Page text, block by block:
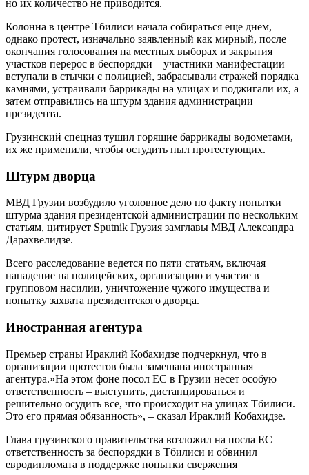
но их количество не приводится.
Колонна в центре Тбилиси начала собираться еще днем,
однако протест, изначально заявленный как мирный, после
окончания голосования на местных выборах и закрытия
участков перерос в беспорядки – участники манифестации
вступали в стычки с полицией, забрасывали стражей порядка
камнями, устраивали баррикады на улицах и поджигали их, а
затем отправились на штурм здания администрации
президента.
Грузинский спецназ тушил горящие баррикады водометами,
их же применили, чтобы остудить пыл протестующих.
Штурм дворца
МВД Грузии возбудило уголовное дело по факту попытки
штурма здания президентской администрации по нескольким
статьям, цитирует Sputnik Грузия замглавы МВД Александра
Дарахвелидзе.
Всего расследование ведется по пяти статьям, включая
нападение на полицейских, организацию и участие в
групповом насилии, уничтожение чужого имущества и
попытку захвата президентского дворца.
Иностранная агентура
Премьер страны Ираклий Кобахидзе подчеркнул, что в
организации протестов была замешана иностранная
агентура.»На этом фоне посол ЕС в Грузии несет особую
ответственность – выступить, дистанцироваться и
решительно осудить все, что происходит на улицах Тбилиси.
Это его прямая обязанность», – сказал Ираклий Кобахидзе.
Глава грузинского правительства возложил на посла ЕС
ответственность за беспорядки в Тбилиси и обвинил
евродипломата в поддержке попытки свержения